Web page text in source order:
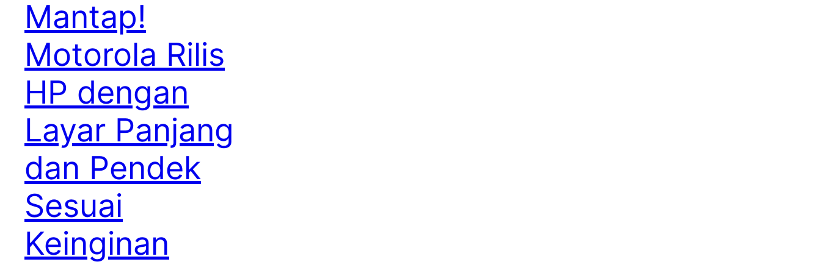
Mantap!
Motorola Rilis
HP dengan
Layar Panjang
dan Pendek
Sesuai
Keinginan